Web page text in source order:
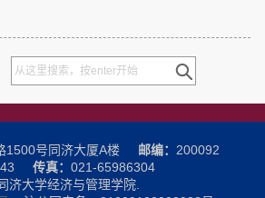
1500号同济大厦A楼 邮编： 200092
传真： 021-65986304
济大学经济与管理学院.